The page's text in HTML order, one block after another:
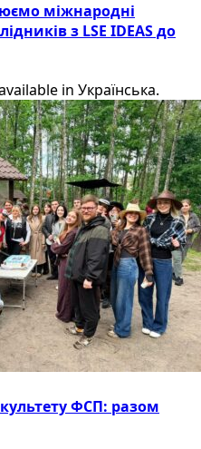
міжнародні
з LSE IDEAS до
in Українська.
ФСП: разом